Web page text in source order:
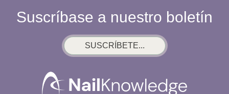
Suscríbase a nuestro boletín
SUSCRÍBETE...